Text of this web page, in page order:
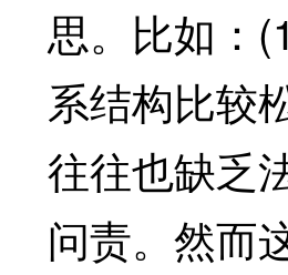
思。比如：
系结构比较
往往也缺乏
问责。然而